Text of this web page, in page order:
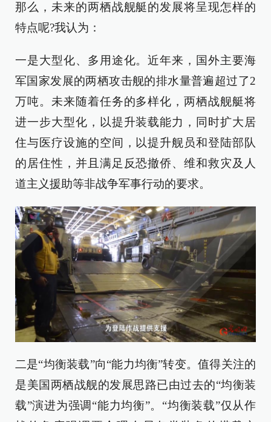
那么，未来的两栖战舰艇的发展将呈现怎样的
特点呢?我认为：
一是大型化、多用途化。近年来，国外主要海
军国家发展的两栖攻击舰的排水量普遍超过了2
万吨。未来随着任务的多样化，两栖战舰艇将
进一步大型化，以提升装载能力，同时扩大居
住与医疗设施的空间，以提升舰员和登陆部队
的居住性，并且满足反恐撤侨、维和救灾及人
道主义援助等非战争军事行动的要求。
二是“均衡装载”向“能力均衡”转变。值得关注的
是美国两栖战舰的发展思路已由过去的“均衡装
载”演进为强调“能力均衡”。“均衡装载”仅从作